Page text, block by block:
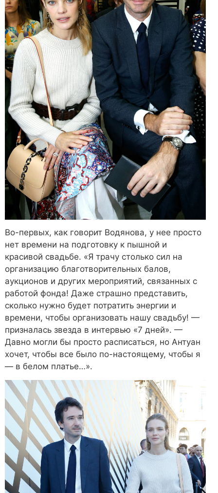
Во-первых, как говорит Водянова, у нее просто
нет времени на подготовку к пышной и
красивой свадьбе. «Я трачу столько сил на
организацию благотворительных балов,
аукционов и других мероприятий, связанных с
работой фонда! Даже страшно представить,
сколько нужно будет потратить энергии и
времени, чтобы организовать нашу свадьбу! —
призналась звезда в интервью «7 дней». —
Давно могли бы просто расписаться, но Антуан
хочет, чтобы все было по-настоящему, чтобы я
— в белом платье…».